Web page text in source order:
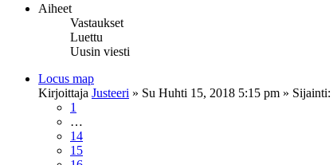
Aiheet
Vastaukset
Luettu
Uusin viesti
Locus map
Kirjoittaja Justeeri » Su Huhti 15, 2018 5:15 pm » Sijainti:
1
…
14
15